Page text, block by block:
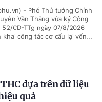
- Phó Thủ tướng Chính
Văn Thắng vừa ký Công
52/CĐ-TTg ngày 07/8/2026
khai công tác cơ cấu lại vốn...
dựa trên dữ liệu
quả